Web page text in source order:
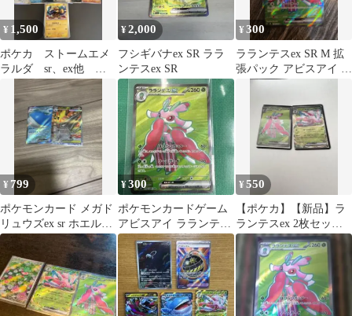
¥ 1,500
ポケカ ストームエメ
ラルダ sr、ex他 ま
とめ売り
¥2,000
フシギバナex SR ララ
ンテスex SR
¥300
ラランテスex SR M 拡
張パック アビスアイ キ
ラ 094/081
¥ 799
ポケモンカード メガド
リュウズex sr ホエルオ
ーex アビスアイ 2枚
¥300
ポケモンカードゲーム
アビスアイ ラランテス
ex SR
¥550
【ポケカ】【新品】ラ
ランテスex 2枚セット
【ローダー付き】